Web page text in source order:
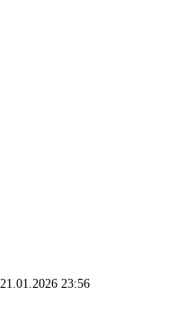
21.01.2026 23:56